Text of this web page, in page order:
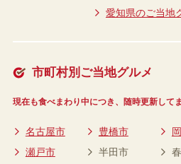
愛知県のご当地
市町村別ご当地グルメ
現在も食べまわり中につき、随時更新して
名古屋市 豊橋市
瀬戸市
半田市